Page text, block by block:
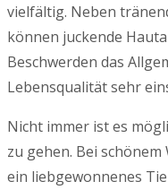
vielfältig. Neben
können juckende
Beschwerden das
Lebensqualität sehr
Nicht immer ist es
zu gehen. Bei
ein liebgewonnenes